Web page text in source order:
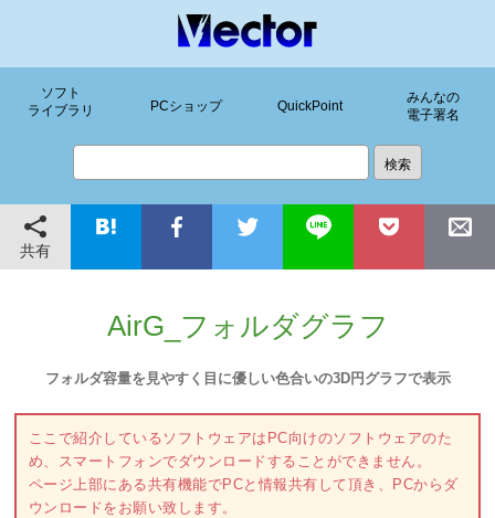
ソフト
ライブラリ
PCショップ QuickPoint
みんなの
電子署名
共有
AirG_フォルダグラフ
フォルダ容量を見やすく目に優しい色合いの3D円グラフで表示
ここで紹介しているソフトウェアはPC向けのソフトウェアのた
め、スマートフォンでダウンロードすることができません。
ページ上部にある共有機能でPCと情報共有して頂き、PCからダ
ウンロードをお願い致します。